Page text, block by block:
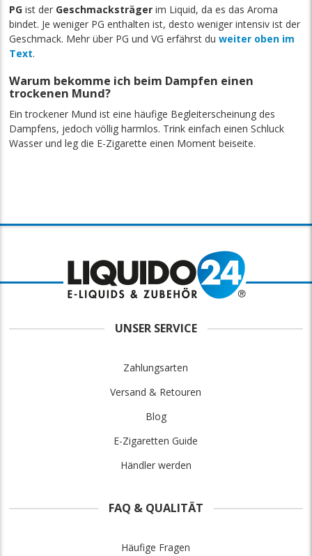
PG ist der Geschmacksträger im Liquid, da es das Aroma
bindet. Je weniger PG enthalten ist, desto weniger intensiv ist der
Geschmack. Mehr über PG und VG erfährst duweiter oben im
Text.
Warum bekomme ich beim Dampfen einen
trockenen Mund?
Ein trockener Mund ist eine häufige Begleiterscheinung des
Dampfens, jedoch völlig harmlos. Trink einfach einen Schluck
Wasser und leg die E-Zigarette einen Moment beiseite.
UNSER SERVICE
Zahlungsarten
Versand & Retouren
Blog
E-Zigaretten Guide
Händler werden
FAQ & QUALITÄT
Häufige Fragen